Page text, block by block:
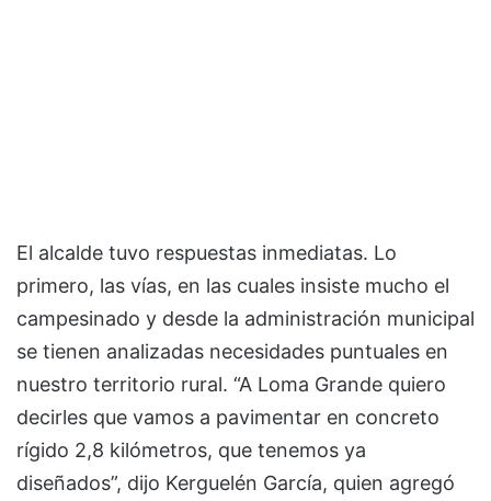
El alcalde tuvo respuestas inmediatas. Lo
primero, las vías, en las cuales insiste mucho el
campesinado y desde la administración municipal
se tienen analizadas necesidades puntuales en
nuestro territorio rural. “A Loma Grande quiero
decirles que vamos a pavimentar en concreto
rígido 2,8 kilómetros, que tenemos ya
diseñados”, dijo Kerguelén García, quien agregó